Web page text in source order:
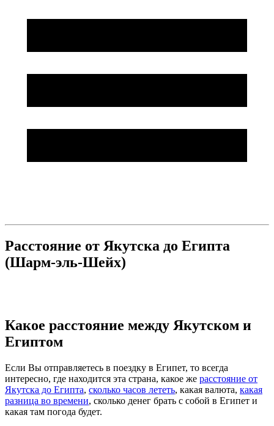
Расстояние от Якутска до Египта
(Шарм-эль-Шейх)
Какое расстояние между Якутском и
Египтом
Если Вы отправляетесь в поездку в Египет, то всегда
интересно, где находится эта страна, какое же расстояние от
Якутска до Египта, сколько часов лететь, какая валюта, какая
разница во времени, сколько денег брать с собой в Египет и
какая там погода будет.